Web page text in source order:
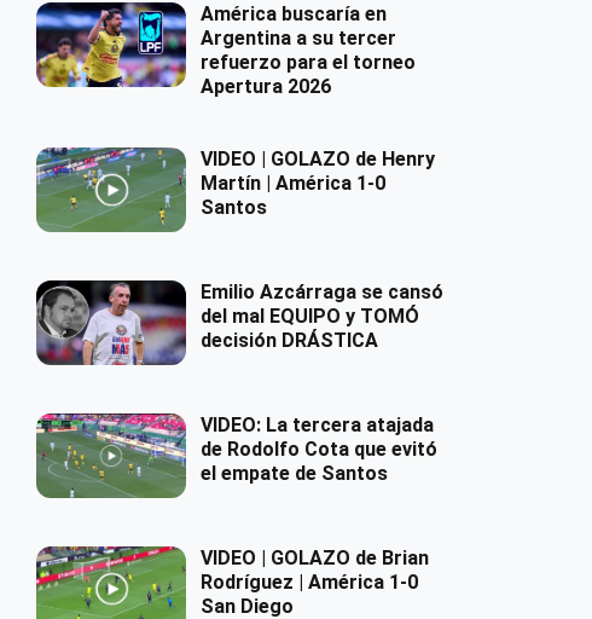
América buscaría en
Argentina a su tercer
refuerzo para el torneo
Apertura 2026
VIDEO | GOLAZO de Henry
Martín | América 1-0
Santos
Emilio Azcárraga se cansó
del mal EQUIPO y TOMÓ
decisión DRÁSTICA
VIDEO: La tercera atajada
de Rodolfo Cota que evitó
el empate de Santos
VIDEO | GOLAZO de Brian
Rodríguez | América 1-0
San Diego